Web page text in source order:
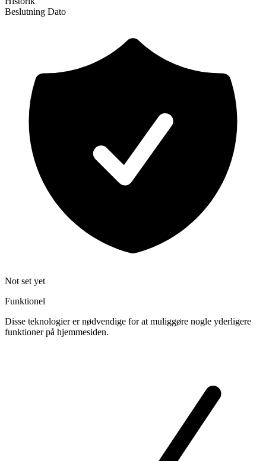
Beslutning Dato
Not set yet
Funktionel
Disse teknologier er nødvendige for at muliggøre nogle yderligere
funktioner på hjemmesiden.